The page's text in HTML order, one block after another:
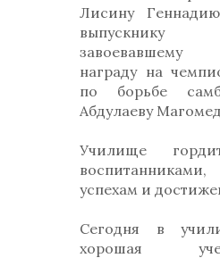
Лисину
завоевавшему
награду на
по борьбе
Абдулаеву
Училище
успехам и
Сегодня в
хорошая